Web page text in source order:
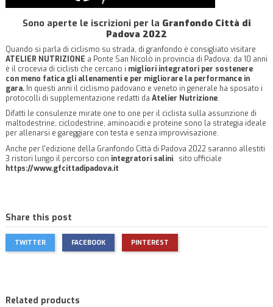
Sono aperte le iscrizioni per la Granfondo Città di
Padova 2022
Quando si parla di ciclismo su strada, di granfondo è consigliato visitare
ATELIER NUTRIZIONE a Ponte San Nicolò in provincia di Padova; da 10 anni
è il crocevia di ciclisti che cercano i migliori integratori per sostenere
con meno fatica gli allenamenti e per migliorare la performance in
gara. In questi anni il ciclismo padovano e veneto in generale ha sposato i
protocolli di supplementazione redatti da Atelier Nutrizione.
Difatti le consulenze mirate one to one per il ciclista sulla assunzione di
maltodestrine, ciclodestrine, aminoacidi e proteine sono la strategia ideale
per allenarsi e gareggiare con testa e senza improvvisazione.
Anche per l'edizione della Granfondo Città di Padova 2022 saranno allestiti
3 ristori lungo il percorso con integratori salini. sito ufficiale
https://www.gfcittadipadova.it
Share this post
TWITTER FACEBOOK PINTEREST
Related products